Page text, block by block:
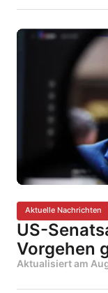
Aktuelle Nachrichten
US-
Vorgehen
Aktualisiert am